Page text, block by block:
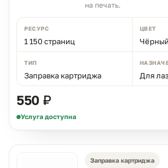
на печать.
РЕСУРС
1 150 страниц
ЦВЕТ
Чёрный
ТИП
Заправка картриджа Для
550 ₽
Услуга доступна
Заправка картриджа